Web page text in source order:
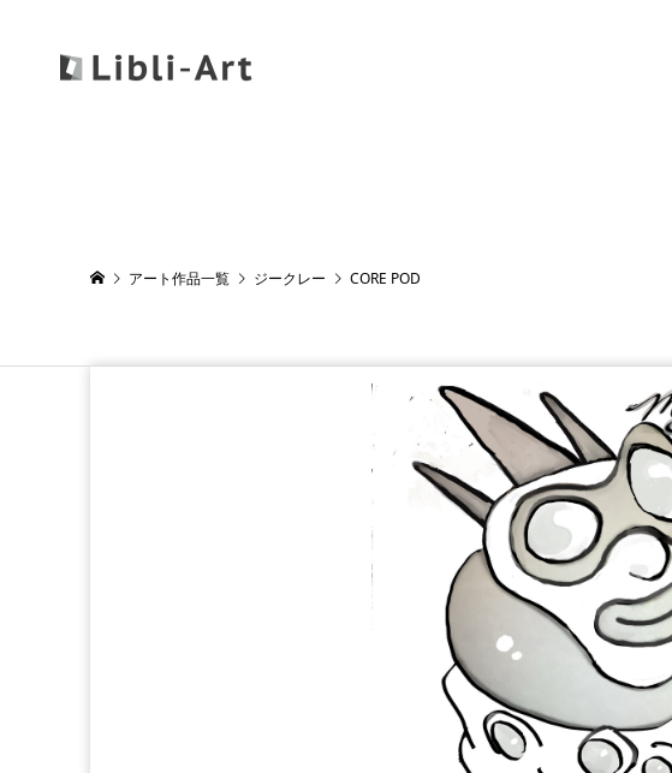
アート作品一覧 ジークレー CORE POD